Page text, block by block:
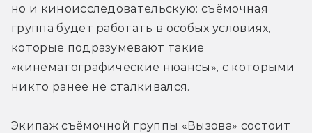
но и киноисследовательскую: съёмочная
группа будет работать в особых условиях,
которые подразумевают такие
«кинематографические нюансы», с которыми
никто ранее не сталкивался.
Экипаж съёмочной группы «Вызова» состоит